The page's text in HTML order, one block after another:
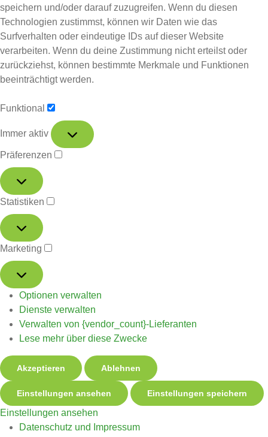
speichern und/oder darauf zuzugreifen. Wenn du diesen
Technologien zustimmst, können wir Daten wie das
Surfverhalten oder eindeutige IDs auf dieser Website
verarbeiten. Wenn du deine Zustimmung nicht erteilst oder
zurückziehst, können bestimmte Merkmale und Funktionen
beeinträchtigt werden.
Funktional
Immer aktiv
Präferenzen
Statistiken
Marketing
Optionen verwalten
Dienste verwalten
Verwalten von {vendor_count}-Lieferanten
Lese mehr über diese Zwecke
Akzeptieren Ablehnen
Einstellungen ansehen Einstellungen speichern
Einstellungen ansehen
Datenschutz und Impressum